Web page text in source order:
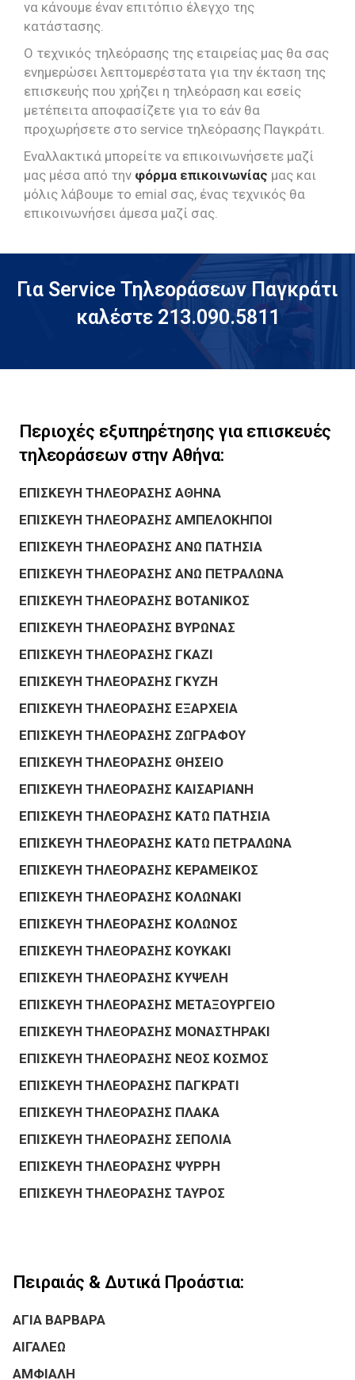
να κάνουμε έναν επιτόπιο έλεγχο της
κατάστασης.
Ο τεχνικός τηλεόρασης της εταιρείας μας θα σας
ενημερώσει λεπτομερέστατα για την έκταση της
επισκευής που χρήζει η τηλεόραση και εσείς
μετέπειτα αποφασίζετε για το εάν θα
προχωρήσετε στο service τηλεόρασης Παγκράτι.
Εναλλακτικά μπορείτε να επικοινωνήσετε μαζί
μας μέσα από την φόρμα επικοινωνίας μας και
μόλις λάβουμε το emial σας, ένας τεχνικός θα
επικοινωνήσει άμεσα μαζί σας.
Για Service Τηλεοράσεων Παγκράτι
καλέστε 213.090.5811
Περιοχές εξυπηρέτησης για επισκευές
τηλεοράσεων στην Αθήνα:
ΕΠΙΣΚΕΥΗ ΤΗΛΕΟΡΑΣΗΣ ΑΘΗΝΑ
ΕΠΙΣΚΕΥΗ ΤΗΛΕΟΡΑΣΗΣ ΑΜΠΕΛΟΚΗΠΟΙ
ΕΠΙΣΚΕΥΗ ΤΗΛΕΟΡΑΣΗΣ ΑΝΩ ΠΑΤΗΣΙΑ
ΕΠΙΣΚΕΥΗ ΤΗΛΕΟΡΑΣΗΣ ΑΝΩ ΠΕΤΡΑΛΩΝΑ
ΕΠΙΣΚΕΥΗ ΤΗΛΕΟΡΑΣΗΣ ΒΟΤΑΝΙΚΟΣ
ΕΠΙΣΚΕΥΗ ΤΗΛΕΟΡΑΣΗΣ ΒΥΡΩΝΑΣ
ΕΠΙΣΚΕΥΗ ΤΗΛΕΟΡΑΣΗΣ ΓΚΑΖΙ
ΕΠΙΣΚΕΥΗ ΤΗΛΕΟΡΑΣΗΣ ΓΚΥΖΗ
ΕΠΙΣΚΕΥΗ ΤΗΛΕΟΡΑΣΗΣ ΕΞΑΡΧΕΙΑ
ΕΠΙΣΚΕΥΗ ΤΗΛΕΟΡΑΣΗΣ ΖΩΓΡΑΦΟΥ
ΕΠΙΣΚΕΥΗ ΤΗΛΕΟΡΑΣΗΣ ΘΗΣΕΙΟ
ΕΠΙΣΚΕΥΗ ΤΗΛΕΟΡΑΣΗΣ ΚΑΙΣΑΡΙΑΝΗ
ΕΠΙΣΚΕΥΗ ΤΗΛΕΟΡΑΣΗΣ ΚΑΤΩ ΠΑΤΗΣΙΑ
ΕΠΙΣΚΕΥΗ ΤΗΛΕΟΡΑΣΗΣ ΚΑΤΩ ΠΕΤΡΑΛΩΝΑ
ΕΠΙΣΚΕΥΗ ΤΗΛΕΟΡΑΣΗΣ ΚΕΡΑΜΕΙΚΟΣ
ΕΠΙΣΚΕΥΗ ΤΗΛΕΟΡΑΣΗΣ ΚΟΛΩΝΑΚΙ
ΕΠΙΣΚΕΥΗ ΤΗΛΕΟΡΑΣΗΣ ΚΟΛΩΝΟΣ
ΕΠΙΣΚΕΥΗ ΤΗΛΕΟΡΑΣΗΣ ΚΟΥΚΑΚΙ
ΕΠΙΣΚΕΥΗ ΤΗΛΕΟΡΑΣΗΣ ΚΥΨΕΛΗ
ΕΠΙΣΚΕΥΗ ΤΗΛΕΟΡΑΣΗΣ ΜΕΤΑΞΟΥΡΓΕΙΟ
ΕΠΙΣΚΕΥΗ ΤΗΛΕΟΡΑΣΗΣ ΜΟΝΑΣΤΗΡΑΚΙ
ΕΠΙΣΚΕΥΗ ΤΗΛΕΟΡΑΣΗΣ ΝΕΟΣ ΚΟΣΜΟΣ
ΕΠΙΣΚΕΥΗ ΤΗΛΕΟΡΑΣΗΣ ΠΑΓΚΡΑΤΙ
ΕΠΙΣΚΕΥΗ ΤΗΛΕΟΡΑΣΗΣ ΠΛΑΚΑ
ΕΠΙΣΚΕΥΗ ΤΗΛΕΟΡΑΣΗΣ ΣΕΠΟΛΙΑ
ΕΠΙΣΚΕΥΗ ΤΗΛΕΟΡΑΣΗΣ ΨΥΡΡΗ
ΕΠΙΣΚΕΥΗ ΤΗΛΕΟΡΑΣΗΣ ΤΑΥΡΟΣ
Πειραιάς & Δυτικά Προάστια:
ΑΓΙΑ ΒΑΡΒΑΡΑ
ΑΙΓΑΛΕΩ
ΑΜΦΙΑΛΗ